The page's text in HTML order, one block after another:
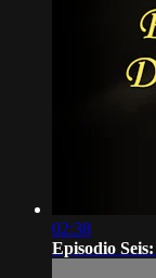
02:38
Episodio